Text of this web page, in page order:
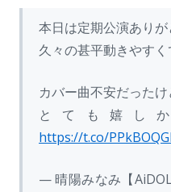
本日は定期公演ありが
久々の甚平動きやす
カバー曲不安だった
とても嬉し
https://t.co/
— 晴陽みなみ【